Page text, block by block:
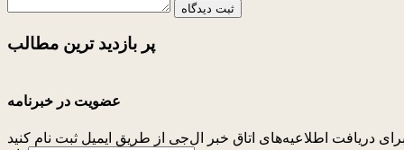
ثبت دیدگاه
پر بازدید ترین مطالب
عضویت در خبرنامه